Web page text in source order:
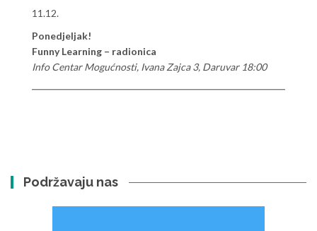
11.12.
Ponedjeljak!
Funny Learning – radionica
Info Centar Mogućnosti, Ivana Zajca 3, Daruvar 18:00
Podržavaju nas